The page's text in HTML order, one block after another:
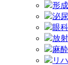
形
泌
眼科
放
麻
リ